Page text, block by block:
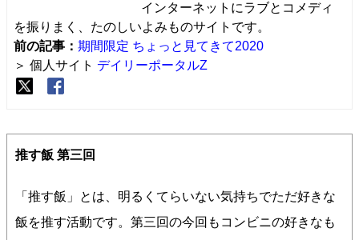
インターネットにラブとコメディ
を振りまく、たのしいよみものサイトです。
前の記事： 期間限定 ちょっと見てきて2020
＞ 個人サイト デイリーポータルZ
推す飯 第三回
「推す飯」とは、明るくてらいない気持ちでただ好きな
飯を推す活動です。第三回の今回もコンビニの好きなも